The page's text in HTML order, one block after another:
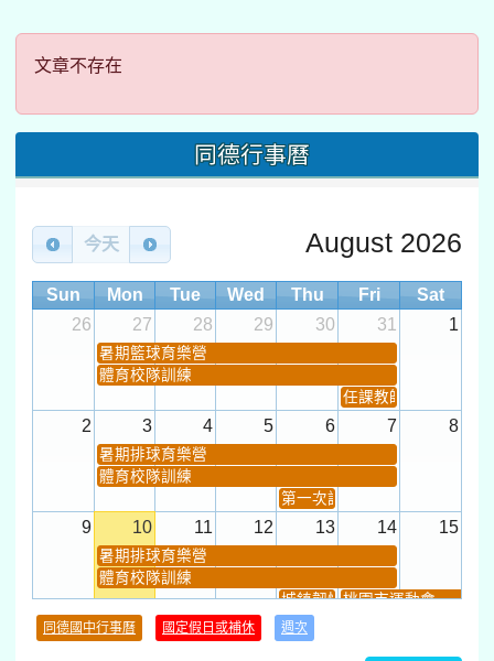
文章不存在
文章不存在
同德行事曆
今天 August 2026
Sun Mon Tue Wed Thu Fri
Sat
26
27 28 29 30 31 1
暑期籃球育樂營
體育校隊訓練
任課教師抽籤
2 3 4 5 6 7 8
暑期排球育樂營
體育校隊訓練
第一次課發會 (12:30~)
9 10 11 12 13 14 15
暑期排球育樂營
體育校隊訓練
城鎮韌性(防空)演習
桃園市運動會
同德國中行事曆 國定假日或補休 週次